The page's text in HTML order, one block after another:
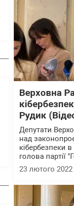
Верховна
Рудик
Депутати
над
кібербезпеки
голова партії
23 лютого 2022